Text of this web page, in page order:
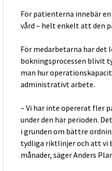
För patienterna innebär
vård – helt enkelt att den
För medarbetarna har
bokningsprocessen blivit
man hur
administrativt arbete.
– Vi har inte opererat fler
under den här perioden.
i grunden om bättre
tydliga riktlinjer och att vi
månader, säger Anders